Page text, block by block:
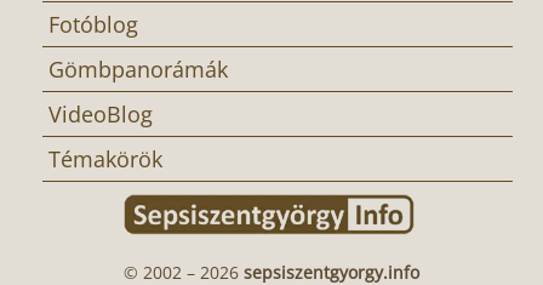
Fotóblog
Gömbpanorámák
VideoBlog
Témakörök
© 2002 – 2026 sepsiszentgyorgy.info